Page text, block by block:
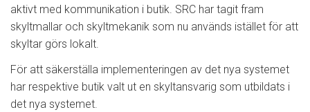
aktivt med kommunikation i butik. SRC har tagit fram
skyltmallar och skyltmekanik som nu används istället för att
skyltar görs lokalt.
För att säkerställa implementeringen av det nya systemet
har respektive butik valt ut en skyltansvarig som utbildats i
det nya systemet.